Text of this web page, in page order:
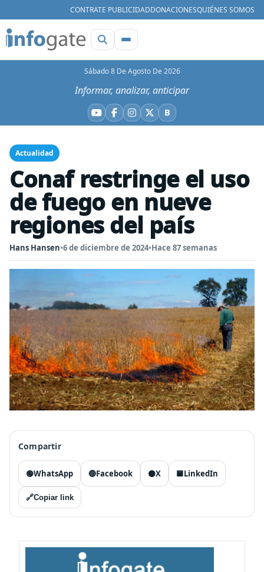
CONTRATE PUBLICIDADDONACIONESQUIÉNES SOMOS
Sábado 8 De Agosto De 2026
Informar, analizar, anticipar
YouTube
Facebook
Instagram
X BBluesky
Actualidad
Conaf restringe el uso
de fuego en nueve
regiones del país
Hans Hansen•6 de diciembre de 2024•Hace 87 semanas
Compartir
🟢WhatsApp 🔵Facebook ⚫X 🟦LinkedIn
🔗Copiar link